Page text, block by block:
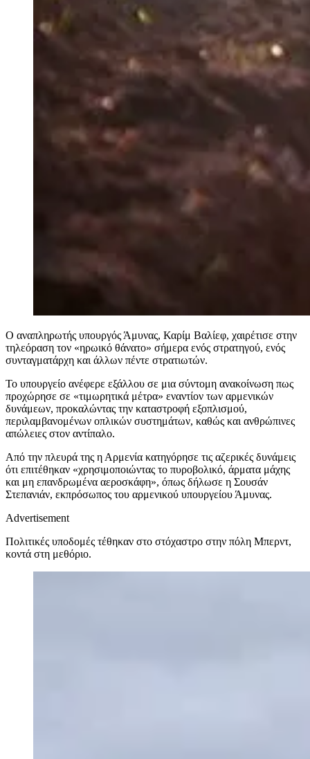
Ο αναπληρωτής υπουργός Άμυνας, Καρίμ Βαλίεφ, χαιρέτισε στην
τηλεόραση τον «ηρωικό θάνατο» σήμερα ενός στρατηγού, ενός
συνταγματάρχη και άλλων πέντε στρατιωτών.
Το υπουργείο ανέφερε εξάλλου σε μια σύντομη ανακοίνωση πως
προχώρησε σε «τιμωρητικά μέτρα» εναντίον των αρμενικών
δυνάμεων, προκαλώντας την καταστροφή εξοπλισμού,
περιλαμβανομένων οπλικών συστημάτων, καθώς και ανθρώπινες
απώλειες στον αντίπαλο.
Από την πλευρά της η Αρμενία κατηγόρησε τις αζερικές δυνάμεις
ότι επιτέθηκαν «χρησιμοποιώντας το πυροβολικό, άρματα μάχης
και μη επανδρωμένα αεροσκάφη», όπως δήλωσε η Σουσάν
Στεπανιάν, εκπρόσωπος του αρμενικού υπουργείου Άμυνας.
Advertisement
Πολιτικές υποδομές τέθηκαν στο στόχαστρο στην πόλη Μπερντ,
κοντά στη μεθόριο.